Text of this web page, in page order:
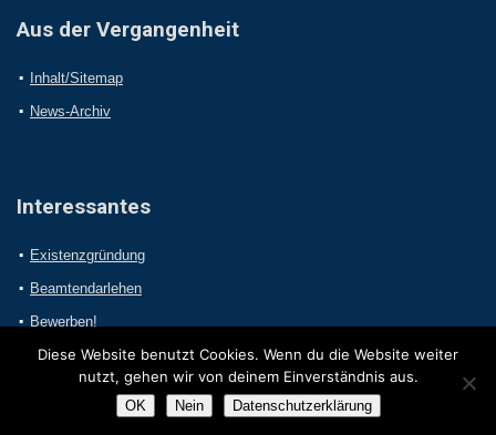
Aus der Vergangenheit
Inhalt/Sitemap
News-Archiv
Interessantes
Existenzgründung
Beamtendarlehen
Bewerben!
2017 Online-Presseportal.com. Alle Rechte vorbehalten.
Diese Website benutzt Cookies. Wenn du die Website weiter
nutzt, gehen wir von deinem Einverständnis aus.
OK Nein Datenschutzerklärung